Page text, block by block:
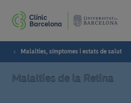
Malalties, símptomes i estats de salut
Malalties de la Retina